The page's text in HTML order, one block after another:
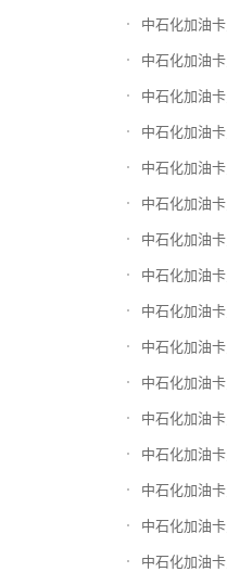
中石化加油
中石化加油
中石化加油
中石化加油
中石化加油
中石化加油
中石化加油
中石化加油
中石化加油
中石化加油
中石化加油
中石化加油
中石化加油
中石化加油
中石化加油